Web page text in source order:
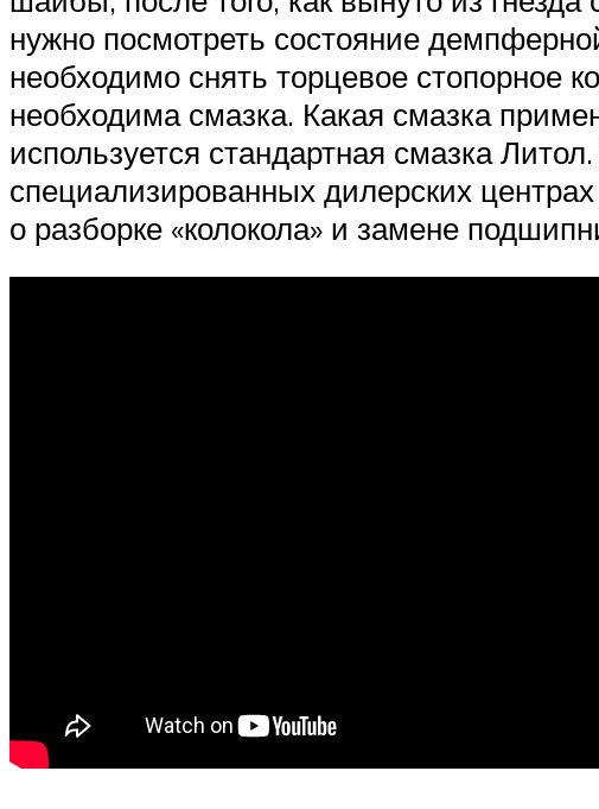
нужно посмотреть состояние
необходимо снять торцевое стопорное
необходима смазка. Какая смазка
используется стандартная смазка
специализированных дилерских
о разборке «колокола» и замене